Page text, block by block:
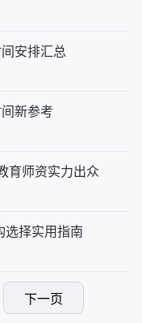
安排汇总
新参考
育师资实力出众
选择实用指南
下一页